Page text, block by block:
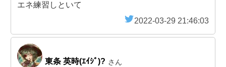
エネ練習しといて
2022-03-29 21:46:03
東条 英時(ｴｲｼﾞ)? さん